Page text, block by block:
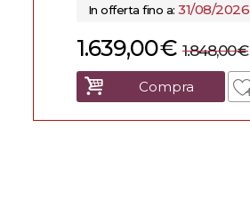
In offerta fino a:31/08/2026
€
1.639,00 €
1.848,00
Compra